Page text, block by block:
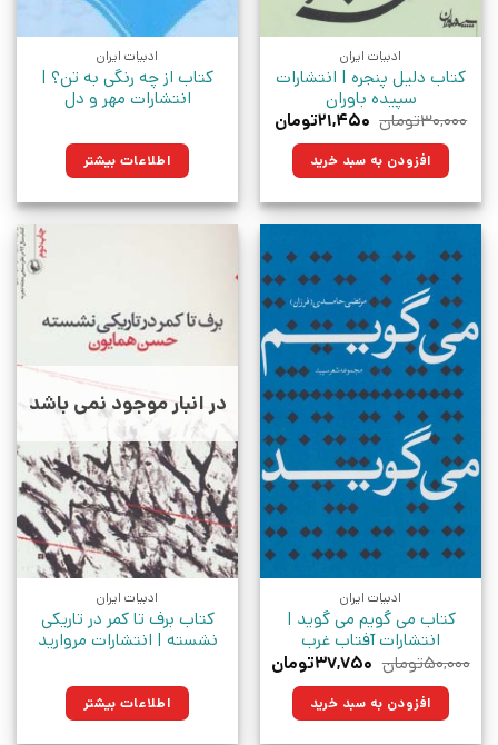
ادبیات ایران
کتاب دلیل پنجره | انتشارات
سپیده باوران
۳۰,۰۰۰تومان قیمت
۳۰,۰۰۰تومان
بود.
۲۱,۴۵۰تومان
افزودن به سبد خرید
ادبیات ایران
کتاب از چه رنگی به تن؟ |
انتشارات مهر و دل
اطلاعات بیشتر
ادبیات ایران
کتاب می گویم می گوید |
انتشارات آفتاب غرب
۵۰,۰۰۰تومان قیمت
۵۰,۰۰۰تومان
بود.
۳۷,۷۵۰تومانقیمت
فعلی:
افزودن به سبد خرید
در انبار موجود نمی باشد
ادبیات ایران
کتاب برف تا کمر در تاریکی
نشسته | انتشارات مروارید
اطلاعات بیشتر